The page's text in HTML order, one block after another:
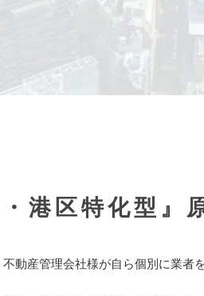
・港区特化型』
動産管理会社様が自ら個別に業者